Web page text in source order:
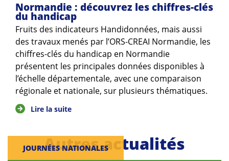
Normandie : découvrez les chiffres-clés
du handicap
Fruits des indicateurs Handidonnées, mais aussi
des travaux menés par l’ORS-CREAI Normandie, les
chiffres-clés du handicap en Normandie
présentent les principales données disponibles à
l’échelle départementale, avec une comparaison
régionale et nationale, sur plusieurs thématiques.
Lire la suite
Autres actualités
JOURNÉES NATIONALES